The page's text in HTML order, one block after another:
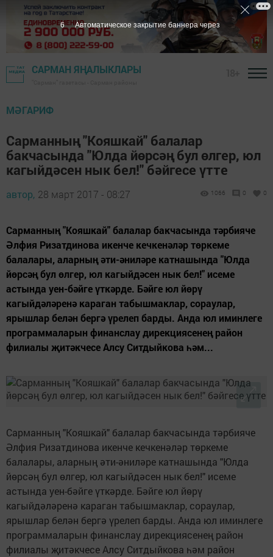
САРМАН ЯҢАЛЫКЛАРЫ
МӘГАРИФ
Сарманның "Кояшкай" балалар
бакчасында "Юлда йөрсәң бул өлгер, юл
кагыйдәсен нык бел!" бәйгесе үтте
автор, 28 март 2017 - 08:27 1066 0 0
Сарманның "Кояшкай" балалар бакчасында тәрбияче
Әлфия Ризатдинова икенче кечкенәләр төркеме
балалары, аларның әти-әниләре катнашында "Юлда
йөрсәң бул өлгер, юл кагыйдәсен нык бел!" исеме
астында уен-бәйге үткәрде. Бәйге юл йөрү
кагыйдәләренә караган табышмаклар, сораулар,
ярышлар белән бергә үрелеп барды. Анда юл иминлеге
программаларын финанслау дирекциясенең район
филиалы җитәкчесе Алсу Ситдыйкова һәм...
Сарманның "Кояшкай" балалар бакчасында тәрбияче
Әлфия Ризатдинова икенче кечкенәләр төркеме
балалары, аларның әти-әниләре катнашында "Юлда
йөрсәң бул өлгер, юл кагыйдәсен нык бел!" исеме
астында уен-бәйге үткәрде. Бәйге юл йөрү
кагыйдәләренә караган табышмаклар, сораулар,
ярышлар белән бергә үрелеп барды. Анда юл иминлеге
программаларын финанслау дирекциясенең район
филиалы җитәкчесе Алсу Ситдыйкова һәм район
5 Автоматическое закрытие баннера через